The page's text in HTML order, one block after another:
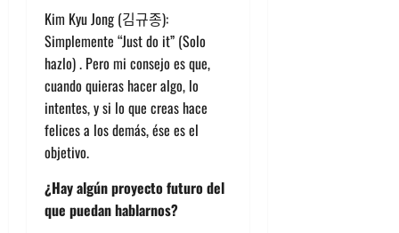
Kim Kyu Jong (김규종):
Simplemente “Just do it” (Solo
hazlo) . Pero mi consejo es que,
cuando quieras hacer algo, lo
intentes, y si lo que creas hace
felices a los demás, ése es el
objetivo.
¿Hay algún proyecto futuro del
que puedan hablarnos?